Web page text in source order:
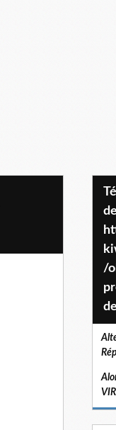
Téléchargez le projet de société
/